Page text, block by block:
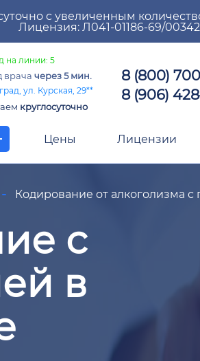
с увеличенным
Лицензия: Л041-01186-69/
на линии: 5
врачачерез 5 мин.
ул. Курская, 29**
круглосуточно
8 (800)
8 (906)
Цены Лицензии
Кодирование от алкоголизма с
с
в